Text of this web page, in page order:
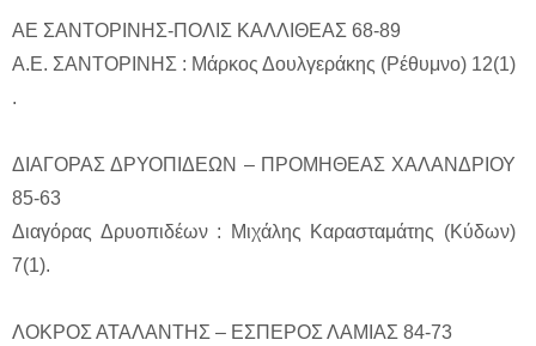
ΑΕ ΣΑΝΤΟΡΙΝΗΣ-ΠΟΛΙΣ ΚΑΛΛΙΘΕΑΣ 68-89
Α.Ε. ΣΑΝΤΟΡΙΝΗΣ : Μάρκος Δουλγεράκης (Ρέθυμνο) 12(1)
.
ΔΙΑΓΟΡΑΣ ΔΡΥΟΠΙΔΕΩΝ – ΠΡΟΜΗΘΕΑΣ ΧΑΛΑΝΔΡΙΟΥ
85-63
Διαγόρας Δρυοπιδέων : Μιχάλης Καρασταμάτης (Κύδων)
7(1).
ΛΟΚΡΟΣ ΑΤΑΛΑΝΤΗΣ – ΕΣΠΕΡΟΣ ΛΑΜΙΑΣ 84-73